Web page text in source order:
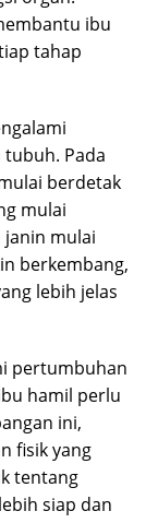
ibu
tahap
Pada
berdetak
mulai
mulai
berkembang,
lebih jelas
pertumbuhan
hamil perlu
ini,
fisik yang
tentang
siap dan